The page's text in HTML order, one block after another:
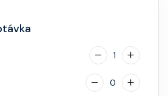
kartu nebo přes složenou
1
0